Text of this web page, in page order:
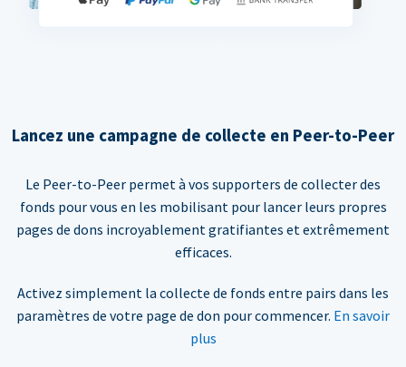
Lancez une campagne de collecte en Peer-to-Peer
Le Peer-to-Peer permet à vos supporters de collecter des
fonds pour vous en les mobilisant pour lancer leurs propres
pages de dons incroyablement gratifiantes et extrêmement
efficaces.
Activez simplement la collecte de fonds entre pairs dans les
paramètres de votre page de don pour commencer. En savoir
plus